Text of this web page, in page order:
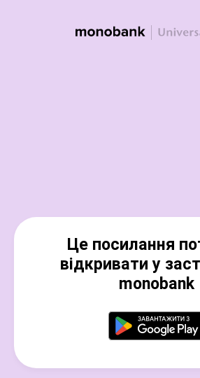
Це посилання
відкривати у
monobank